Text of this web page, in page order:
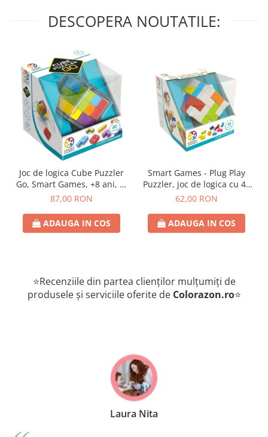
DESCOPERA NOUTATILE:
Joc de logica Cube Puzzler
Go, Smart Games, +8 ani, lb
romana
87,00 RON
ADAUGA IN COS
Smart Games - Plug Play
Puzzler, joc de logica cu 48
de provocari, 6+ ani, lb
62,00 RON
ADAUGA IN COS
⭐Recenziile din partea clienților mulțumiți de
produsele și serviciile oferite de Colorazon.ro⭐
Laura Nita